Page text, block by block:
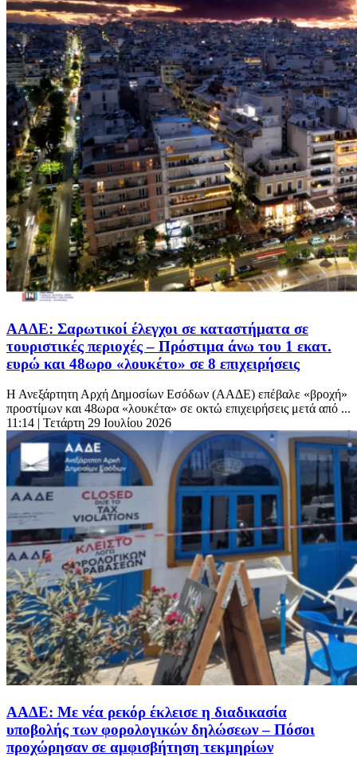
ΑΑΔΕ: Σαρωτικοί έλεγχοι σε καταστήματα σε
τουριστικές περιοχές – Πρόστιμα άνω του 1 εκατ.
ευρώ και 48ωρο «λουκέτο» σε 8 επιχειρήσεις
Η Ανεξάρτητη Αρχή Δημοσίων Εσόδων (ΑΑΔΕ) επέβαλε «βροχή»
προστίμων και 48ωρα «λουκέτα» σε οκτώ επιχειρήσεις μετά από ...
11:14 | Τετάρτη 29 Ιουλίου 2026
ΑΑΔΕ: Με νέα ρεκόρ έκλεισε η διαδικασία
υποβολής των φορολογικών δηλώσεων – Πόσοι
προχώρησαν σε αμφισβήτηση τεκμηρίων